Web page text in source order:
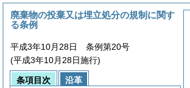
廃棄物の投棄又は埋立処分の規制に関す
る条例
平成3年10月28日 条例第20号
(平成3年10月28日施行)
条項目次
沿革